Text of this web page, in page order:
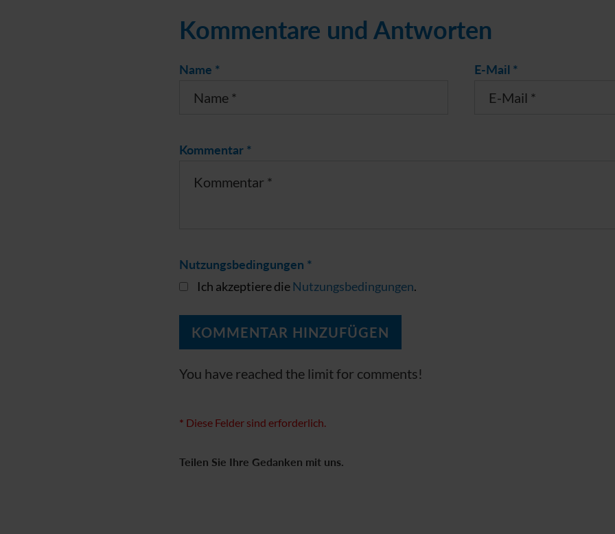
Kommentare und Antworten
Name * E-Mail *
Kommentar *
Nutzungsbedingungen *
Ich akzeptiere dieNutzungsbedingungen.
You have reached the limit for comments!
* Diese Felder sind erforderlich.
Teilen Sie Ihre Gedanken mit uns.